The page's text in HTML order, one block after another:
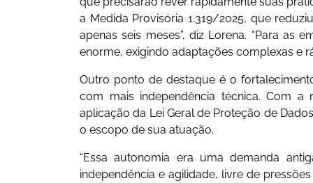
a Medida Provisória 1.319/2025, que
apenas seis meses”, diz Lorena. “Para as
enorme, exigindo adaptações complexas e
Outro ponto de destaque é o
com mais independência técnica. Com
aplicação da Lei Geral de Proteção de
o escopo de sua atuação.
“Essa autonomia era uma demanda
independência e agilidade, livre de